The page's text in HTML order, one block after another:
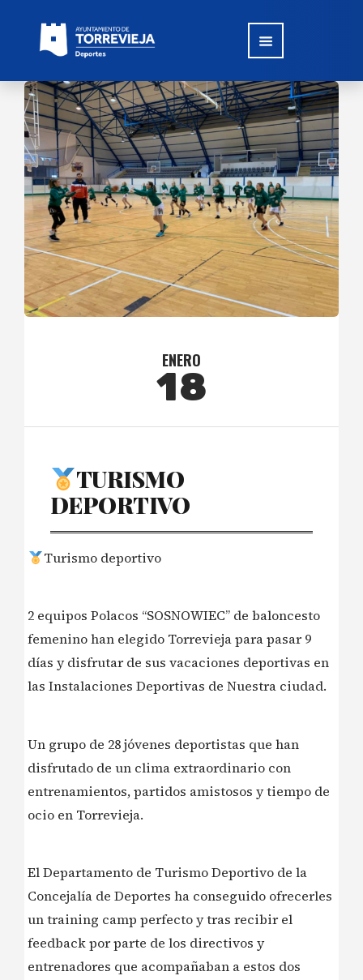
ENERO
18
TURISMO
DEPORTIVO
Turismo deportivo
2 equipos Polacos “SOSNOWIEC” de baloncesto
femenino han elegido Torrevieja para pasar 9
días y disfrutar de sus vacaciones deportivas en
las Instalaciones Deportivas de Nuestra ciudad.
Un grupo de 28 jóvenes deportistas que han
disfrutado de un clima extraordinario con
entrenamientos, partidos amistosos y tiempo de
ocio en Torrevieja.
El Departamento de Turismo Deportivo de la
Concejalía de Deportes ha conseguido ofrecerles
un training camp perfecto y tras recibir el
feedback por parte de los directivos y
entrenadores que acompañaban a estos dos